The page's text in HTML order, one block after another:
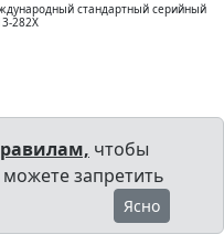
стандартный серийный
282X
чтобы
запретить
Ясно